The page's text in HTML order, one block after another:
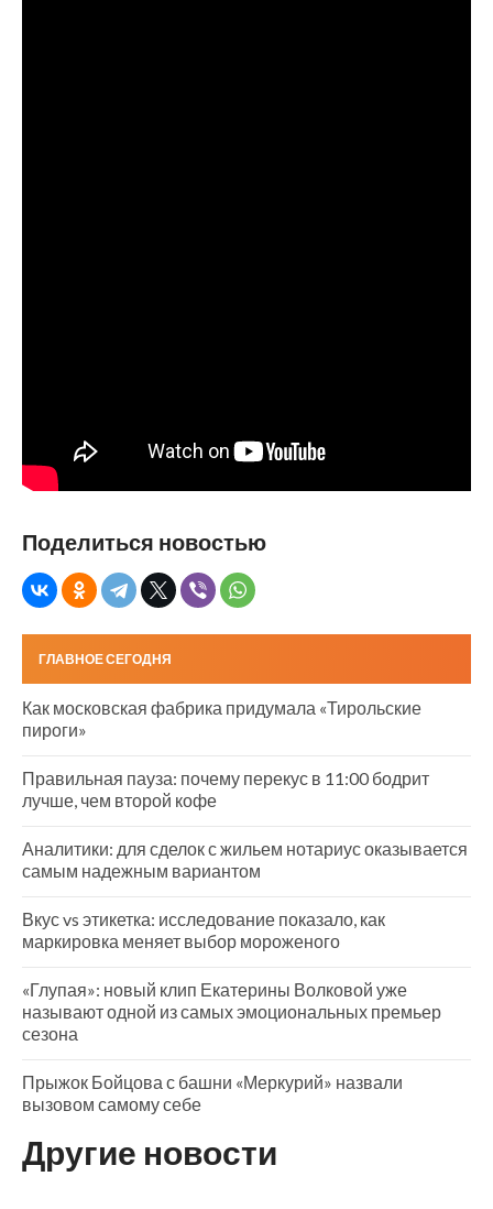
Поделиться новостью
ГЛАВНОЕ СЕГОДНЯ
Как московская фабрика придумала «Тирольские
пироги»
Правильная пауза: почему перекус в 11:00 бодрит
лучше, чем второй кофе
Аналитики: для сделок с жильем нотариус оказывается
самым надежным вариантом
Вкус vs этикетка: исследование показало, как
маркировка меняет выбор мороженого
«Глупая»: новый клип Екатерины Волковой уже
называют одной из самых эмоциональных премьер
сезона
Прыжок Бойцова с башни «Меркурий» назвали
вызовом самому себе
Другие новости